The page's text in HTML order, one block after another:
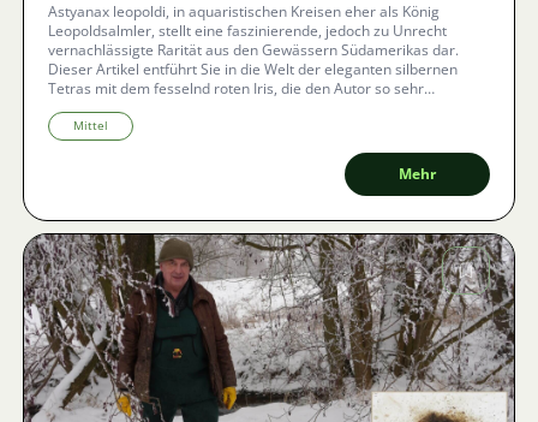
Astyanax leopoldi, in aquaristischen Kreisen eher als König
Leopoldsalmler, stellt eine faszinierende, jedoch zu Unrecht
vernachlässigte Rarität aus den Gewässern Südamerikas dar.
Dieser Artikel entführt Sie in die Welt der eleganten silbernen
Tetras mit dem fesselnd roten Iris, die den Autor so sehr
beeindruckt haben, dass er sich entschied, ihre Zucht sowie den
schwierigen Weg zur erfolgreichen Fortpflanzung zu
dokumentieren.
Mittel
Mehr
Bild